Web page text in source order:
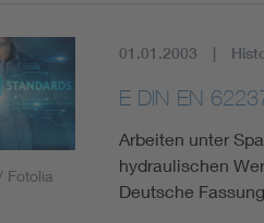
Fotolia
01.01.2003
E DIN EN
Arbeiten unter
hydraulischen
Deutsche